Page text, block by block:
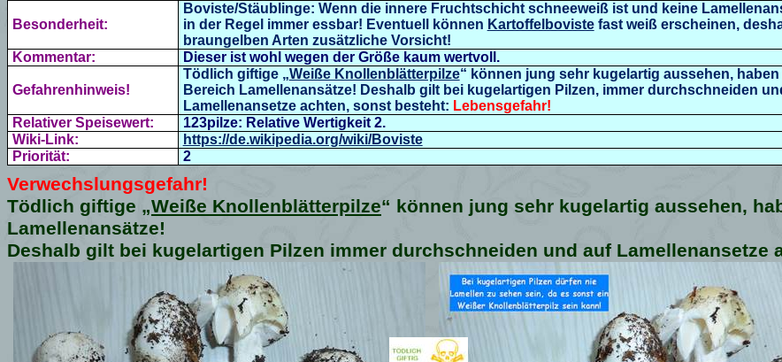
Besonderheit:
Boviste/Stäublinge: Wenn die innere Fruchtschicht schneeweiß ist und keine
in der Regel immer essbar! Eventuell können Kartoffelbovistefast weiß erscheinen,
braungelben Arten zusätzliche Vorsicht!
Kommentar:
Dieser ist wohl wegen der Größe kaum wertvoll.
Gefahrenhinweis!
Tödlich giftige „Weiße Knollenblätterpilze“ können jung sehr kugelartig aussehen,
Bereich Lamellenansätze! Deshalb gilt bei kugelartigen Pilzen, immer durchschneiden
Lamellenansetze achten, sonst besteht: Lebensgefahr!
Relativer Speisewert:
123pilze: Relative Wertigkeit 2.
Wiki-Link:
https://de.wikipedia.org/wiki/Boviste
Priorität:
2
Verwechslungsgefahr!
Tödlich giftige „Weiße Knollenblätterpilze“ können jung sehr kugelartig aussehen,
Lamellenansätze!
Deshalb gilt bei kugelartigen Pilzen immer durchschneiden und auf Lamellenansetze